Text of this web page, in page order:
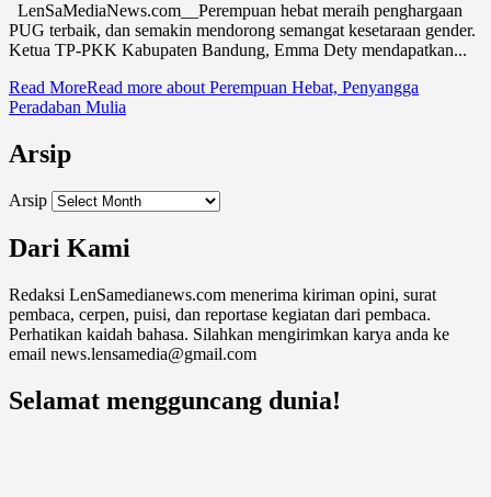
LenSaMediaNews.com__Perempuan hebat meraih penghargaan
PUG terbaik, dan semakin mendorong semangat kesetaraan gender.
Ketua TP-PKK Kabupaten Bandung, Emma Dety mendapatkan...
Read MoreRead more about Perempuan Hebat, Penyangga
Peradaban Mulia
Arsip
Arsip
Dari Kami
Redaksi LenSamedianews.com menerima kiriman opini, surat
pembaca, cerpen, puisi, dan reportase kegiatan dari pembaca.
Perhatikan kaidah bahasa. Silahkan mengirimkan karya anda ke
email news.lensamedia@gmail.com
Selamat mengguncang dunia!